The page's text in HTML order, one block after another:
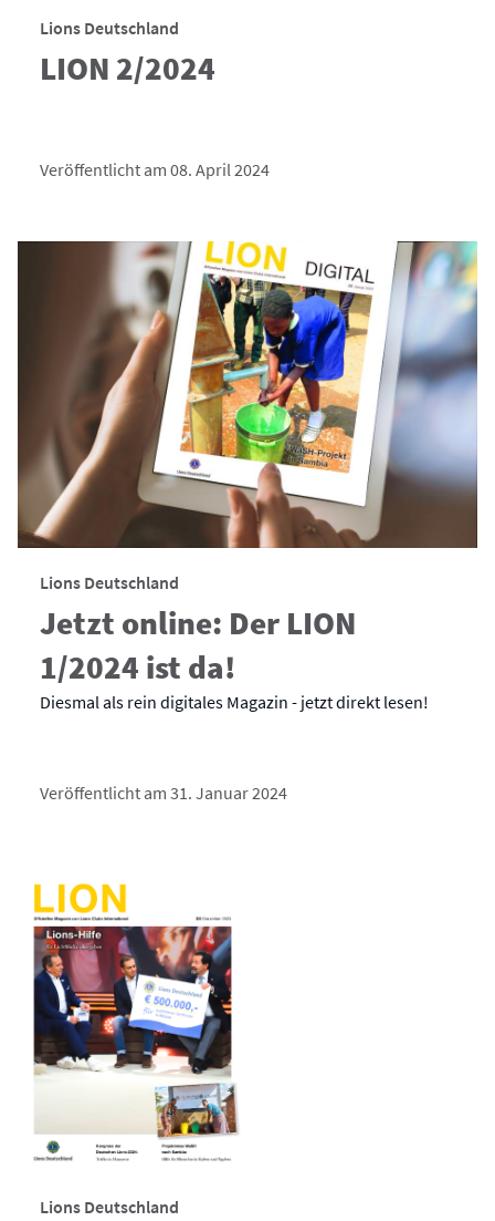
Lions Deutschland
LION 2/2024
Veröffentlicht am 08. April 2024
Lions Deutschland
Jetzt online: Der LION
1/2024 ist da!
Diesmal als rein digitales Magazin - jetzt direkt lesen!
Veröffentlicht am 31. Januar 2024
Lions Deutschland